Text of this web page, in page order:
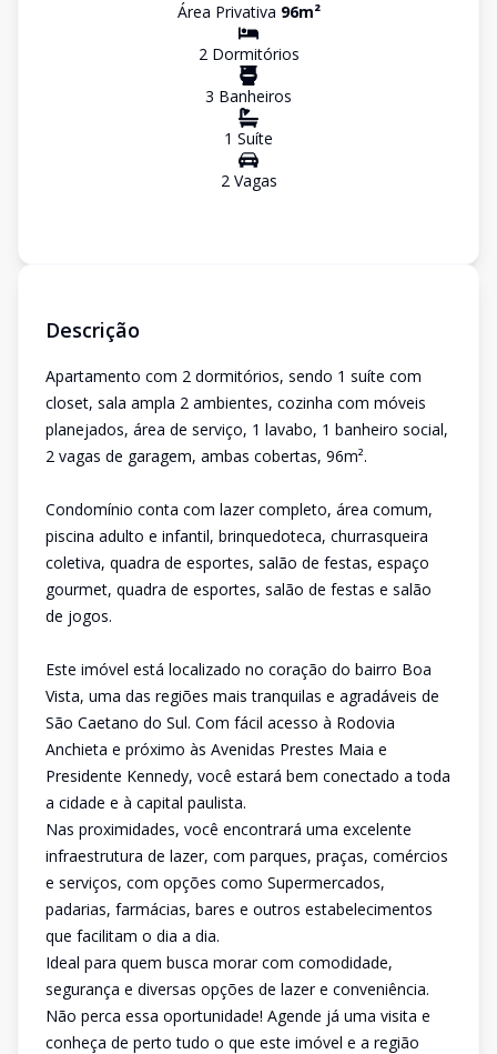
Área Privativa 96m²
2Dormitórios
3 Banheiros
1 Suíte
2Vagas
Descrição
Apartamento com 2 dormitórios, sendo 1 suíte com
closet, sala ampla 2 ambientes, cozinha com móveis
planejados, área de serviço, 1 lavabo, 1 banheiro social,
2 vagas de garagem, ambas cobertas, 96m².
Condomínio conta com lazer completo, área comum,
piscina adulto e infantil, brinquedoteca, churrasqueira
coletiva, quadra de esportes, salão de festas, espaço
gourmet, quadra de esportes, salão de festas e salão
de jogos.
Este imóvel está localizado no coração do bairro Boa
Vista, uma das regiões mais tranquilas e agradáveis de
São Caetano do Sul. Com fácil acesso à Rodovia
Anchieta e próximo às Avenidas Prestes Maia e
Presidente Kennedy, você estará bem conectado a toda
a cidade e à capital paulista.
Nas proximidades, você encontrará uma excelente
infraestrutura de lazer, com parques, praças, comércios
e serviços, com opções como Supermercados,
padarias, farmácias, bares e outros estabelecimentos
que facilitam o dia a dia.
Ideal para quem busca morar com comodidade,
segurança e diversas opções de lazer e conveniência.
Não perca essa oportunidade! Agende já uma visita e
conheça de perto tudo o que este imóvel e a região